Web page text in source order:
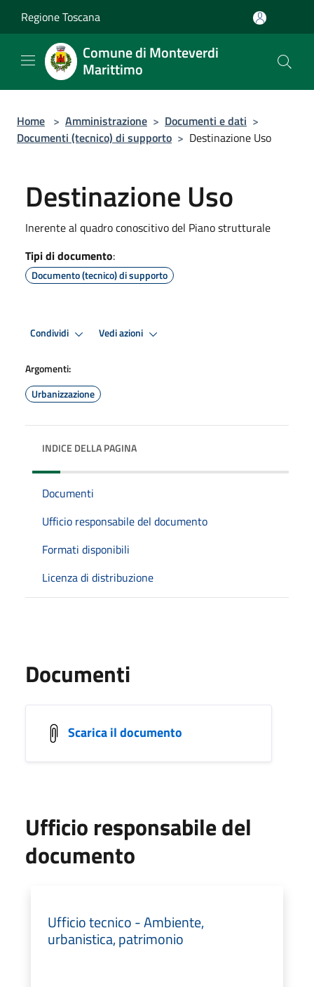
Regione Toscana
Comune di Monteverdi
Marittimo
Home > Amministrazione > Documenti e dati >
Documenti (tecnico) di supporto > Destinazione Uso
Destinazione Uso
Inerente al quadro conoscitivo del Piano strutturale
Tipi di documento:
Documento (tecnico) di supporto
Condividi Vedi azioni
Argomenti:
Urbanizzazione
INDICE DELLA PAGINA
Documenti
Ufficio responsabile del documento
Formati disponibili
Licenza di distribuzione
Documenti
Scarica il documento
Ufficio responsabile del
documento
Ufficio tecnico - Ambiente,
urbanistica, patrimonio